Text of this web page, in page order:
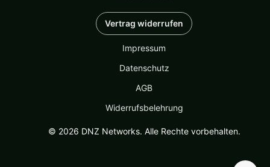
Vertrag widerrufen
Impressum
Datenschutz
AGB
Widerrufsbelehrung
© 2026 DNZ Networks. Alle Rechte vorbehalten.